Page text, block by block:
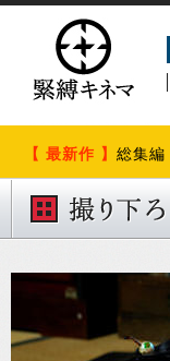
【 最新作 】 総集編